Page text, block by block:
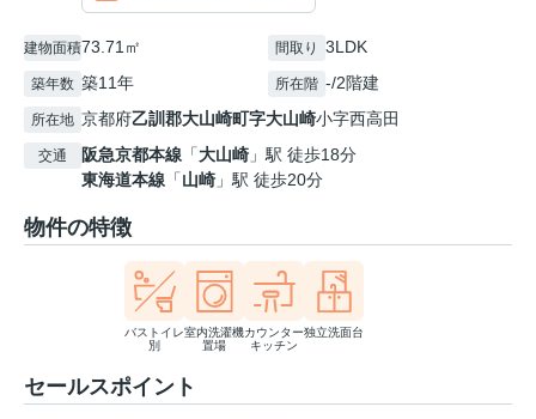
建物面積73.71㎡ 間取り 3LDK
築年数 築11年 所在階 -/2階建
所在地 京都府乙訓郡大山崎町字大山崎小字西高田
交通 阪急京都本線 「大山崎 」駅 徒歩18分
東海道本線 「山崎 」駅 徒歩20分
物件の特徴
バストイレ
別
室内洗濯機
置場
カウンター
キッチン
独立洗面台
セールスポイント